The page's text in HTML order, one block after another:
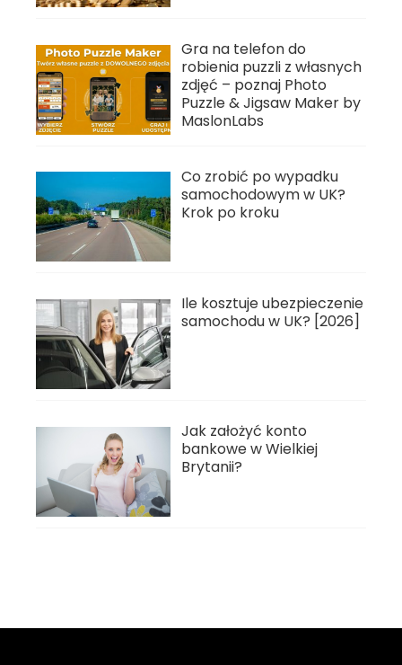
Gra na telefon do
robienia puzzli z własnych
zdjęć – poznaj Photo
Puzzle & Jigsaw Maker by
MaslonLabs
Co zrobić po wypadku
samochodowym w UK?
Krok po kroku
Ile kosztuje ubezpieczenie
samochodu w UK? [2026]
Jak założyć konto
bankowe w Wielkiej
Brytanii?